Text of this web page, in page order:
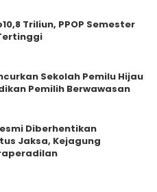
Triliun, PPOP Semester
Sekolah Pemilu Hijau
Pemilih Berwawasan
Diberhentikan
Jaksa, Kejagung